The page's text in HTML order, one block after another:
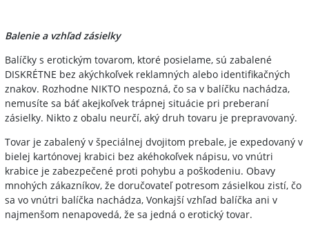
Balenie a vzhľad zásielky
Balíčky s erotickým tovarom, ktoré posielame, sú zabalené
DISKRÉTNE bez akýchkoľvek reklamných alebo identifikačných
znakov. Rozhodne NIKTO nespozná, čo sa v balíčku nachádza,
nemusíte sa báť akejkoľvek trápnej situácie pri preberaní
zásielky. Nikto z obalu neurčí, aký druh tovaru je prepravovaný.
Tovar je zabalený v špeciálnej dvojitom prebale, je expedovaný v
bielej kartónovej krabici bez akéhokoľvek nápisu, vo vnútri
krabice je zabezpečené proti pohybu a poškodeniu. Obavy
mnohých zákazníkov, že doručovateľ potresom zásielkou zistí, čo
sa vo vnútri balíčka nachádza, Vonkajší vzhľad balíčka ani v
najmenšom nenapovedá, že sa jedná o erotický tovar.